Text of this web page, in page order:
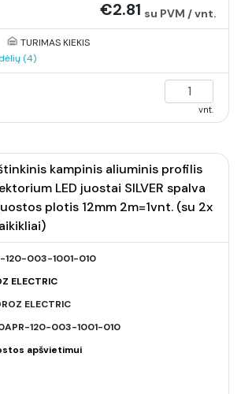
€2.81 su PVM / vnt.
TURIMAS KIEKIS
(4)
vnt.
kampinis aliuminis profilis
LED juostai SILVER spalva
plotis 12mm 2m=1vnt. (su 2x
120-003-1001-010
ELECTRIC
ELECTRIC
120-003-1001-010
apšvietimui